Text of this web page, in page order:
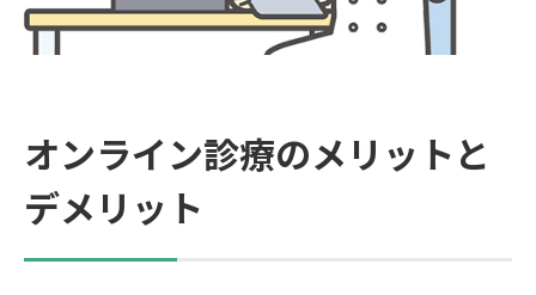
オンライン診療のメリットと
デメリット